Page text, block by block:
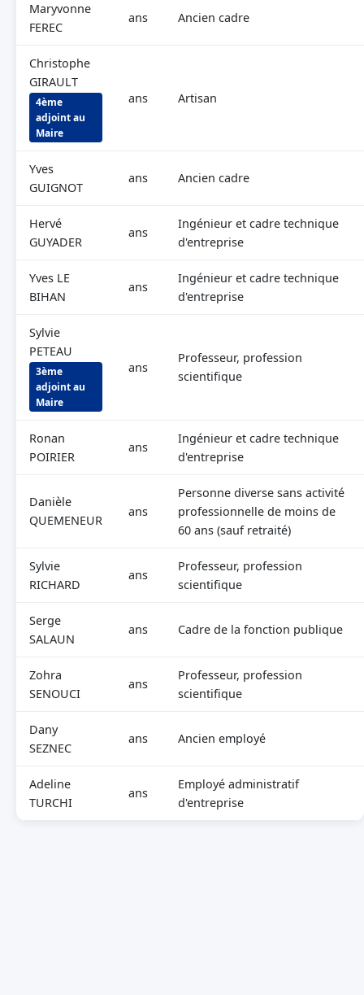
Maryvonne
FEREC
ans Ancien cadre
Christophe
GIRAULT
4ème
adjoint au
Maire
ans Artisan
Yves
GUIGNOT
ans Ancien cadre
Hervé
GUYADER
ans
Ingénieur et cadre technique
d'entreprise
Yves LE
BIHAN
ans
Ingénieur et cadre technique
d'entreprise
Sylvie
PETEAU
3ème
adjoint au
Maire
ans
Professeur, profession
scientifique
Ronan
POIRIER
ans
Ingénieur et cadre technique
d'entreprise
Danièle
QUEMENEUR
ans
Personne diverse sans activité
professionnelle de moins de
60 ans (sauf retraité)
Sylvie
RICHARD
ans
Professeur, profession
scientifique
Serge
SALAUN
ans Cadre de la fonction publique
Zohra
SENOUCI
ans
Professeur, profession
scientifique
Dany
SEZNEC
ans Ancien employé
Adeline
TURCHI
ans
Employé administratif
d'entreprise